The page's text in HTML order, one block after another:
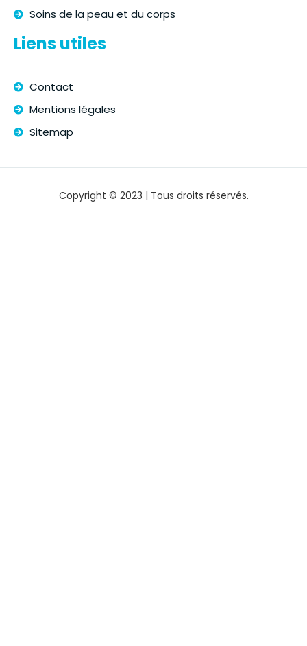
Soins de la peau et du corps
Liens utiles
Contact
Mentions légales
Sitemap
Copyright © 2023 | Tous droits réservés.